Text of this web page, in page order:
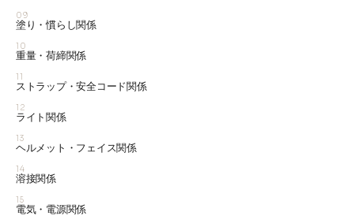
09
塗り・慣らし関係
10
重量・荷締関係
11
ストラップ・安全コード関係
12
ライト関係
13
ヘルメット・フェイス関係
14
溶接関係
15
電気・電源関係